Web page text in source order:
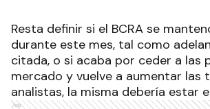
Resta definir si el BCRA se
durante este mes, tal como
citada, o si acaba por ceder a las
mercado y vuelve a aumentar las
analistas, la misma debería estar
Ads